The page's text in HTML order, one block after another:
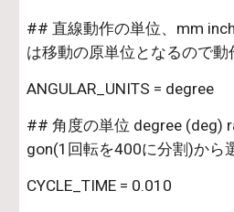
## 直線動作の単位、mm
は移動の原単位となるので動
ANGULAR_UNITS = degree
## 角度の単位 degree (deg)
gon(1回転を400に分割)から
CYCLE_TIME = 0.010